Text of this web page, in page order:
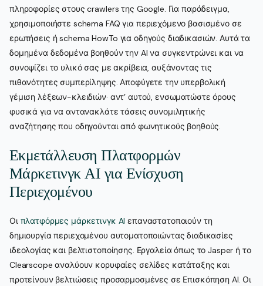
πληροφορίες στους crawlers της Google. Για παράδειγμα,
χρησιμοποιήστε schema FAQ για περιεχόμενο βασισμένο σε
ερωτήσεις ή schema HowTo για οδηγούς διαδικασιών. Αυτά τα
δομημένα δεδομένα βοηθούν την AI να συγκεντρώνει και να
συνοψίζει το υλικό σας με ακρίβεια, αυξάνοντας τις
πιθανότητες συμπερίληψης. Αποφύγετε την υπερβολική
γέμιση λέξεων-κλειδιών· αντ’ αυτού, ενσωματώστε όρους
φυσικά για να αντανακλάτε τάσεις συνομιλητικής
αναζήτησης που οδηγούνται από φωνητικούς βοηθούς.
Εκμετάλλευση Πλατφορμών
Μάρκετινγκ AI για Ενίσχυση
Περιεχομένου
Οι πλατφόρμες μάρκετινγκ AI επαναστατοποιούν τη
δημιουργία περιεχομένου αυτοματοποιώντας διαδικασίες
ιδεολογίας και βελτιστοποίησης. Εργαλεία όπως το Jasper ή το
Clearscope αναλύουν κορυφαίες σελίδες κατάταξης και
προτείνουν βελτιώσεις προσαρμοσμένες σε Επισκόπηση AI. Οι